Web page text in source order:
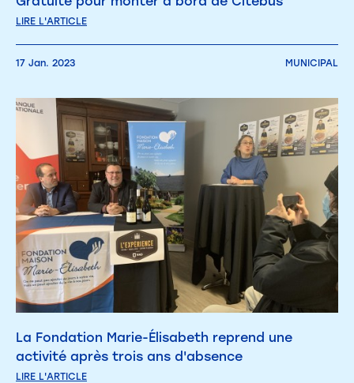
LIRE L'ARTICLE
17 Jan. 2023 MUNICIPAL
La Fondation Marie-Élisabeth reprend une
activité après trois ans d'absence
LIRE L'ARTICLE